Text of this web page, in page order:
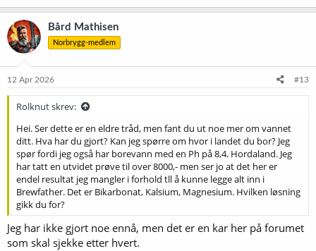
Bård Mathisen
Norbrygg-medlem
12 Apr 2026 #13
Rolknut skrev:
Hei. Ser dette er en eldre tråd, men fant du ut noe mer om vannet
ditt. Hva har du gjort? Kan jeg spørre om hvor i landet du bor? Jeg
spør fordi jeg også har borevann med en Ph på 8,4. Hordaland. Jeg
har tatt en utvidet prøve til over 8000,- men ser jo at det her er
endel resultat jeg mangler i forhold tll å kunne legge alt inn i
Brewfather. Det er Bikarbonat, Kalsium, Magnesium. Hvilken løsning
gikk du for?
Jeg har ikke gjort noe ennå, men det er en kar her på forumet
som skal sjekke etter hvert.